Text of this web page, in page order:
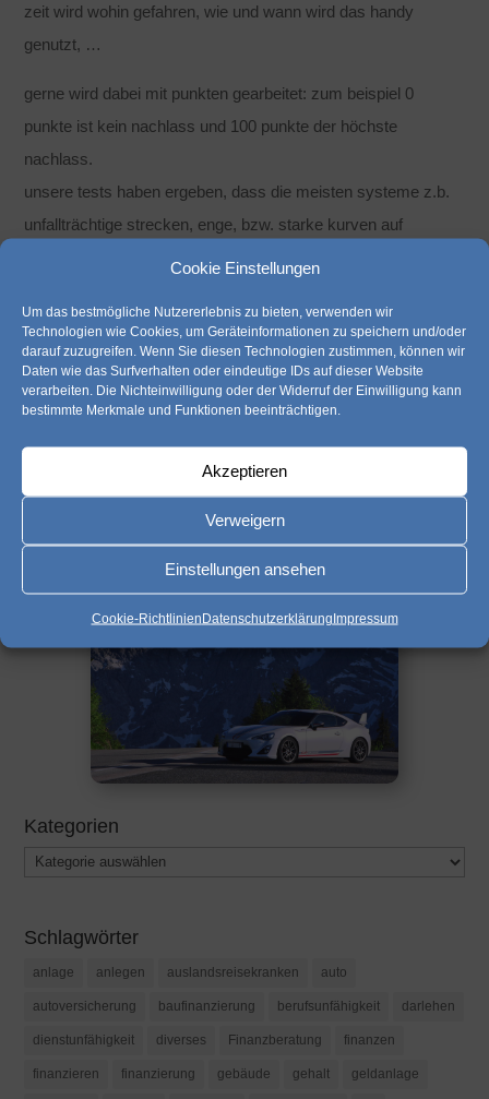
Cookie Einstellungen
Um das bestmögliche Nutzererlebnis zu bieten, verwenden wir
Technologien wie Cookies, um Geräteinformationen zu speichern und/oder
darauf zuzugreifen. Wenn Sie diesen Technologien zustimmen, können wir
Daten wie das Surfverhalten oder eindeutige IDs auf dieser Website
verarbeiten. Die Nichteinwilligung oder der Widerruf der Einwilligung kann
bestimmte Merkmale und Funktionen beeinträchtigen.
Akzeptieren
Verweigern
Einstellungen ansehen
Cookie-RichtlinienDatenschutzerklärungImpressum
zeit wird wohin gefahren, wie und wann wird das handy
genutzt, …
gerne wird dabei mit punkten gearbeitet: zum beispiel 0
punkte ist kein nachlass und 100 punkte der höchste
nachlass.
unsere tests haben ergeben, dass die meisten systeme z.b.
unfallträchtige strecken, enge, bzw. starke kurven auf
50 km/h und nicht ein km/h mehr!) usw. gar nicht gut finden!
auch gab es schon einen zweistelligen punktabzug wegen
einer vollbremsung (diese war aufgrund eines anderen
verkehrsteilnehmers leider notwendig).
angeblich gibt es zur zeit über 40.000 „telematiker“ in
deutschland…
wir sind jedenfalls gespannt wo uns dieser weg noch hinführt!
Kategorien
Kategorien
Schlagwörter
anlage anlegen auslandsreisekranken auto
autoversicherung baufinanzierung berufsunfähigkeit darlehen
dienstunfähigkeit diverses Finanzberatung finanzen
finanzieren finanzierung gebäude gehalt geldanlage